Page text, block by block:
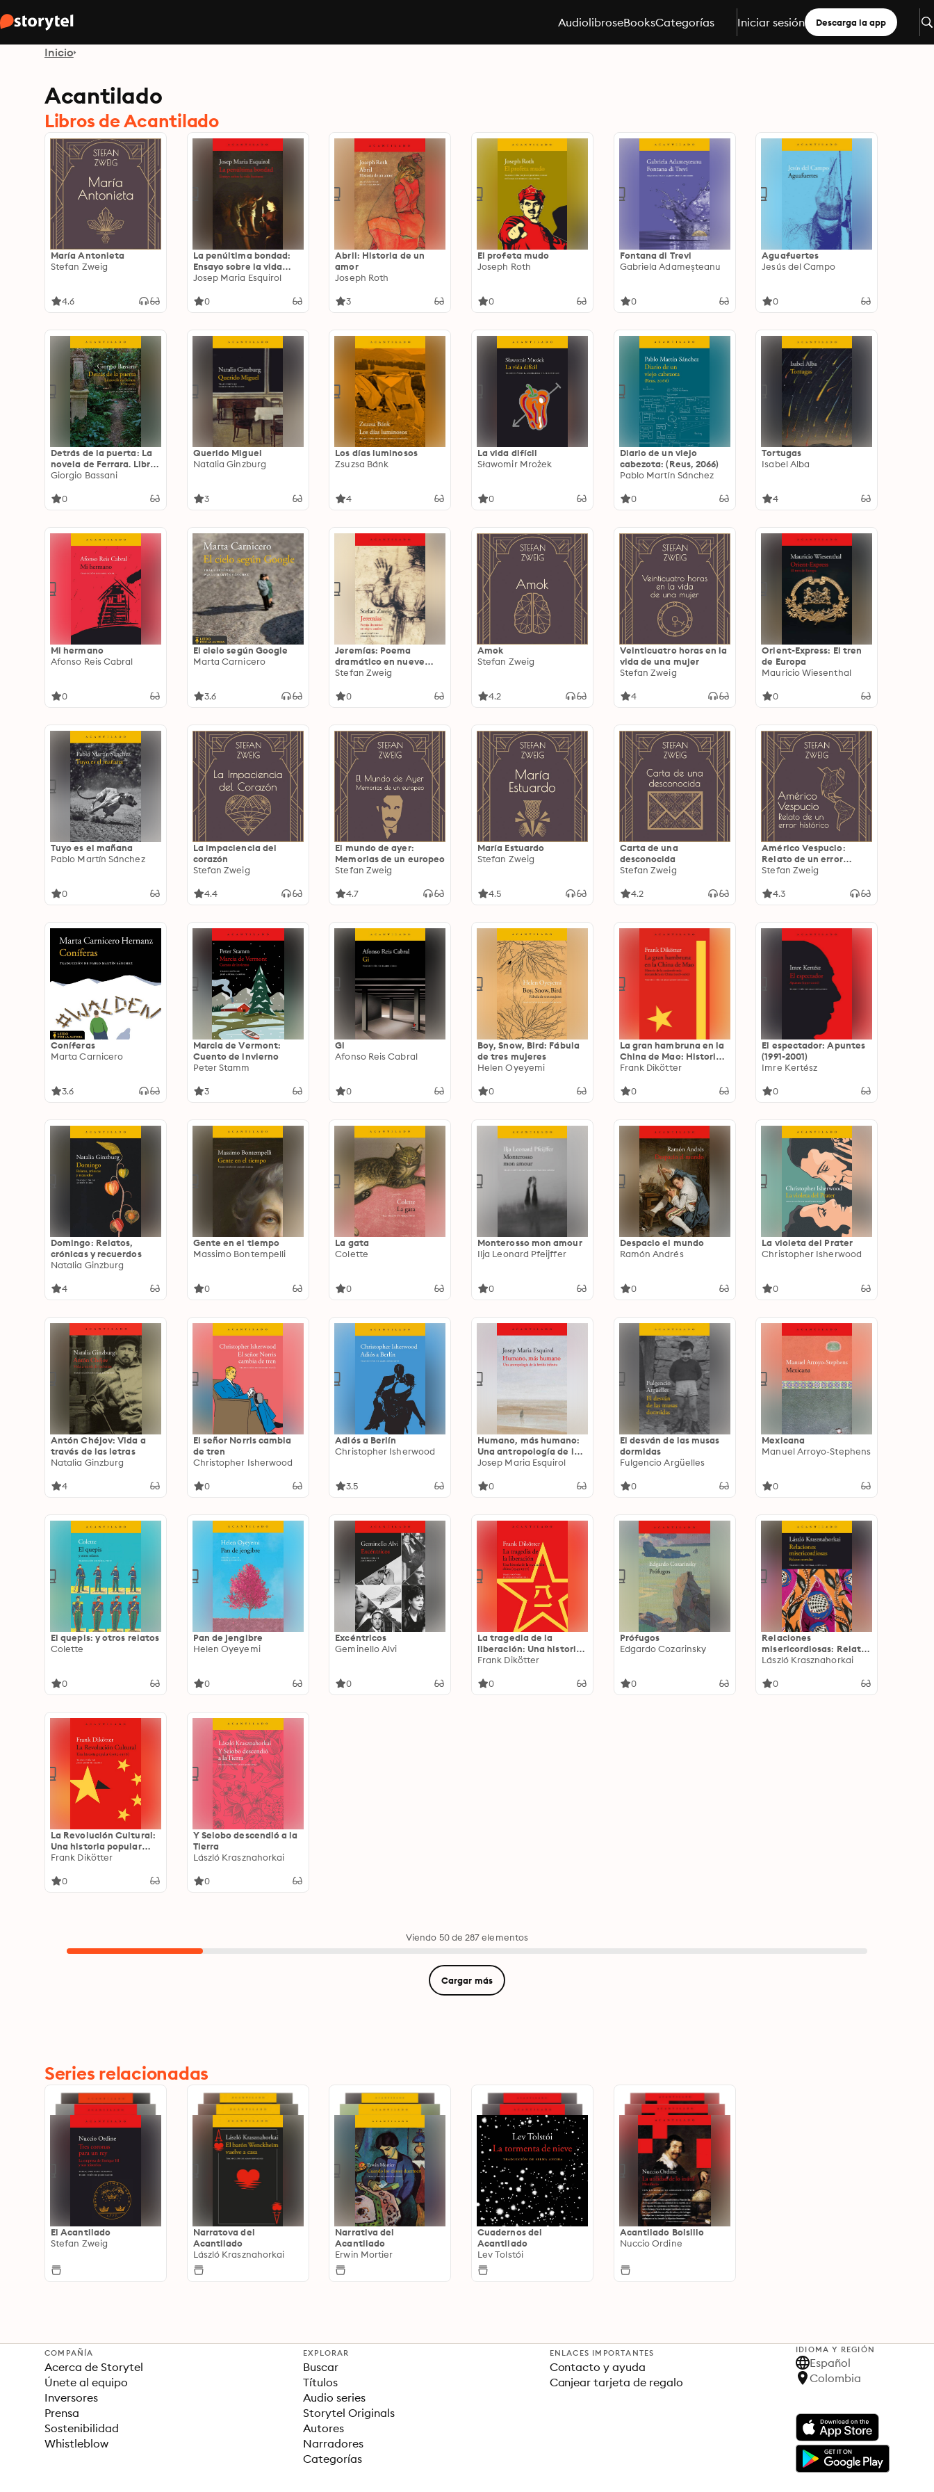
AudiolibroseBooksCategorías Iniciar sesión Descarga la app
Inicio
Acantilado
Libros de Acantilado
María Antonieta
Stefan Zweig
4.6
La penúltima bondad:
Ensayo sobre la vida
humana
Josep Maria Esquirol
0
Abril: Historia de un
amor
Joseph Roth
3
El profeta mudo
Joseph Roth
0
Fontana di Trevi
Gabriela Adameșteanu
0
Aguafuertes
Jesús del Campo
0
Detrás de la puerta: La
novela de Ferrara. Libro
cuarto
Giorgio Bassani
0
Querido Miguel
Natalia Ginzburg
3
Los días luminosos
Zsuzsa Bánk
4
La vida difícil
Sławomir Mrożek
0
Diario de un viejo
cabezota: (Reus, 2066)
Pablo Martín Sánchez
0
Tortugas
Isabel Alba
4
Mi hermano
Afonso Reis Cabral
0
El cielo según Google
Marta Carnicero
3.6
Jeremías: Poema
dramático en nueve
cuadros
Stefan Zweig
0
Amok
Stefan Zweig
4.2
Veinticuatro horas en la
vida de una mujer
Stefan Zweig
4
Orient-Express: El tren
de Europa
Mauricio Wiesenthal
0
Tuyo es el mañana
Pablo Martín Sánchez
0
La impaciencia del
corazón
Stefan Zweig
4.4
El mundo de ayer:
Memorias de un europeo
Stefan Zweig
4.7
María Estuardo
Stefan Zweig
4.5
Carta de una
desconocida
Stefan Zweig
4.2
Américo Vespucio:
Relato de un error
histórico
Stefan Zweig
4.3
Coníferas
Marta Carnicero
3.6
Marcia de Vermont:
Cuento de invierno
Peter Stamm
3
Gi
Afonso Reis Cabral
0
Boy, Snow, Bird: Fábula
de tres mujeres
Helen Oyeyemi
0
La gran hambruna en la
China de Mao: Historia
de la catástrofe más
(1958-1962)
Frank Dikötter
0
El espectador: Apuntes
(1991-2001)
Imre Kertész
0
Domingo: Relatos,
crónicas y recuerdos
Natalia Ginzburg
4
Gente en el tiempo
Massimo Bontempelli
0
La gata
Colette
0
Monterosso mon amour
Ilja Leonard Pfeijffer
0
Despacio el mundo
Ramón Andrés
0
La violeta del Prater
Christopher Isherwood
0
Antón Chéjov: Vida a
través de las letras
Natalia Ginzburg
4
El señor Norris cambia
de tren
Christopher Isherwood
0
Adiós a Berlín
Christopher Isherwood
3.5
Humano, más humano:
Una antropología de la
herida infinita
Josep Maria Esquirol
0
El desván de las musas
dormidas
Fulgencio Argüelles
0
Mexicana
Manuel Arroyo-Stephens
0
El quepis: y otros relatos
Colette
0
Pan de jengibre
Helen Oyeyemi
0
Excéntricos
Geminello Alvi
0
La tragedia de la
liberación: Una historia
de la revolución china
Frank Dikötter
0
Prófugos
Edgardo Cozarinsky
0
Relaciones
misericordiosas: Relatos
mortales
László Krasznahorkai
0
La Revolución Cultural:
Una historia popular
(1962-1976)
Frank Dikötter
0
Y Seiobo descendió a la
Tierra
László Krasznahorkai
0
Viendo 50 de 287 elementos
Cargar más
Series relacionadas
El Acantilado
Stefan Zweig
Narratova del
Acantilado
László Krasznahorkai
Narrativa del
Acantilado
Erwin Mortier
Cuadernos del
Acantilado
Lev Tolstói
Acantilado Bolsillo
Nuccio Ordine
COMPAÑÍA
Acerca de Storytel
Únete al equipo
Inversores
Prensa
Sostenibilidad
Whistleblow
EXPLORAR
Buscar
Títulos
Audio series
Storytel Originals
Autores
Narradores
Categorías
ENLACES IMPORTANTES
Contacto y ayuda
Canjear tarjeta de regalo
IDIOMA Y REGIÓN
Español
Colombia